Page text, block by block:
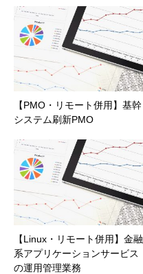
【PMO・リモート併用】基幹
システム刷新PMO
【Linux・リモート併用】金融
系アプリケーションサービス
の運用管理業務